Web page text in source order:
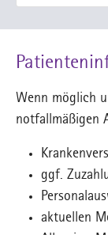
Wenn möglich
notfallmäßigen
ggf.
aktuellen